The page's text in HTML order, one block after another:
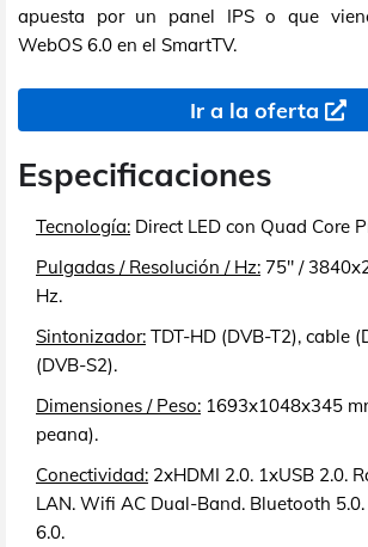
apuesta por un panel IPS o que
WebOS 6.0 en el SmartTV.
Ir a la oferta
Especificaciones
Tecnología: Direct LED con Quad Core
Pulgadas / Resolución / Hz: 75" /
Hz.
Sintonizador: TDT-HD (DVB-T2), cable
(DVB-S2).
Dimensiones / Peso: 1693x1048x345
peana).
Conectividad: 2xHDMI 2.0. 1xUSB 2.0.
LAN. Wifi AC Dual-Band. Bluetooth
6.0.